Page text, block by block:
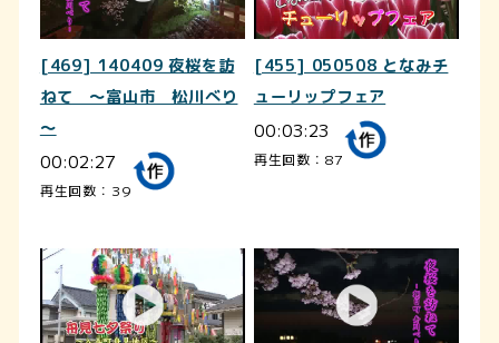
[469] 140409 夜桜を訪
ねて ～富山市 松川べり
～
00:02:27
再生回数：39
[455] 050508 となみチ
ューリップフェア
00:03:23
再生回数：87